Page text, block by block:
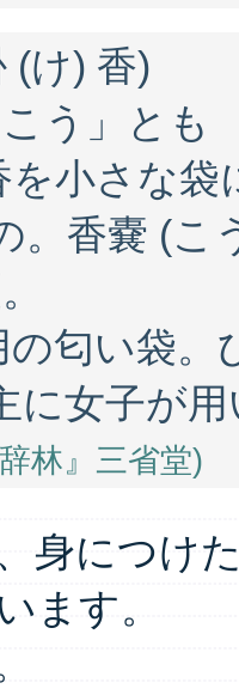
(け) 香)
う」とも
を小さな
。香嚢 (こ
の匂い袋
に女子が
林』三省堂)
身につけ
ます。